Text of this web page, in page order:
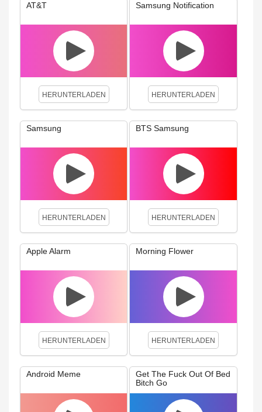
AT&T
HERUNTERLADEN
Samsung Notification
HERUNTERLADEN
Samsung
HERUNTERLADEN
BTS Samsung
HERUNTERLADEN
Apple Alarm
HERUNTERLADEN
Morning Flower
HERUNTERLADEN
Android Meme
Get The Fuck Out Of Bed
Bitch Go